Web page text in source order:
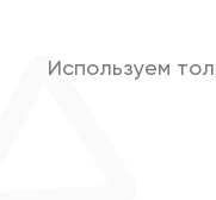
Используем